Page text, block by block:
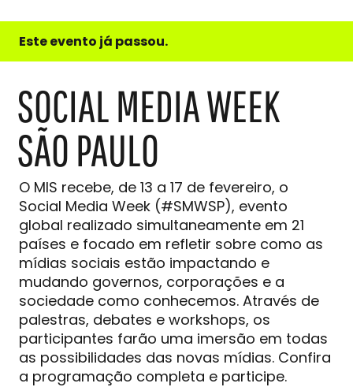
e
do
Este evento já passou.
SOCIAL MEDIA WEEK
SÃO PAULO
O MIS recebe, de 13 a 17 de fevereiro, o
Social Media Week (#SMWSP), evento
global realizado simultaneamente em 21
países e focado em refletir sobre como as
mídias sociais estão impactando e
mudando governos, corporações e a
sociedade como conhecemos. Através de
palestras, debates e workshops, os
participantes farão uma imersão em todas
as possibilidades das novas mídias. Confira
a programação completa e participe.